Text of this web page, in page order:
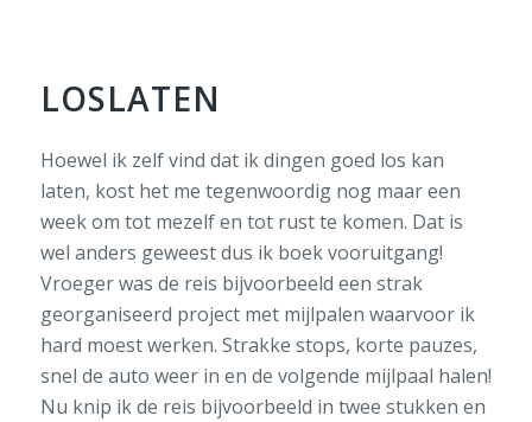
LOSLATEN
Hoewel ik zelf vind dat ik dingen goed los kan
laten, kost het me tegenwoordig nog maar een
week om tot mezelf en tot rust te komen. Dat is
wel anders geweest dus ik boek vooruitgang!
Vroeger was de reis bijvoorbeeld een strak
georganiseerd project met mijlpalen waarvoor ik
hard moest werken. Strakke stops, korte pauzes,
snel de auto weer in en de volgende mijlpaal halen!
Nu knip ik de reis bijvoorbeeld in twee stukken en